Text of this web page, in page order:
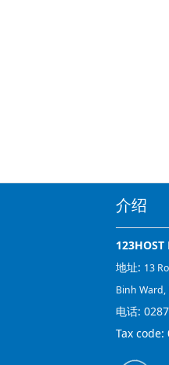
介绍
123HOST
地址: 13
Binh Ward,
电话:
Tax code: